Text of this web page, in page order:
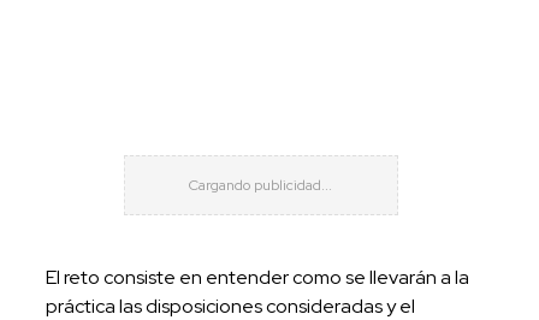
El reto consiste en entender como se llevarán a la
práctica las disposiciones consideradas y el